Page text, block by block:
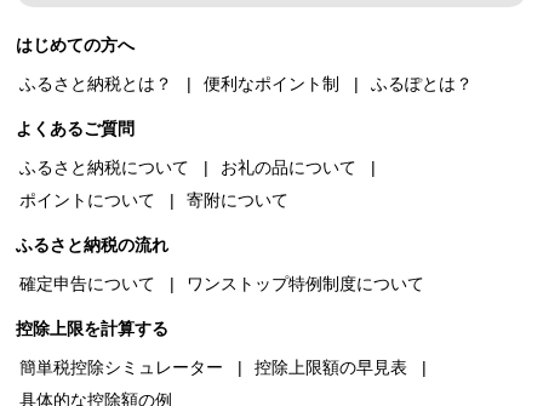
はじめての方へ
ふるさと納税とは？
便利なポイント制 ふるぽとは？
よくあるご質問
ふるさと納税について
お礼の品について
ポイントについて
寄附について
ふるさと納税の流れ
確定申告について
ワンストップ特例制度について
控除上限を計算する
簡単税控除シミュレーター
控除上限額の早見表
具体的な控除額の例